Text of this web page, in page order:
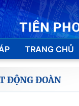
TRANG CHỦ
ĐỘNG ĐOÀN